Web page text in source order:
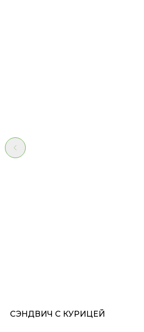
СЭНДВИЧ С КУРИЦЕЙ